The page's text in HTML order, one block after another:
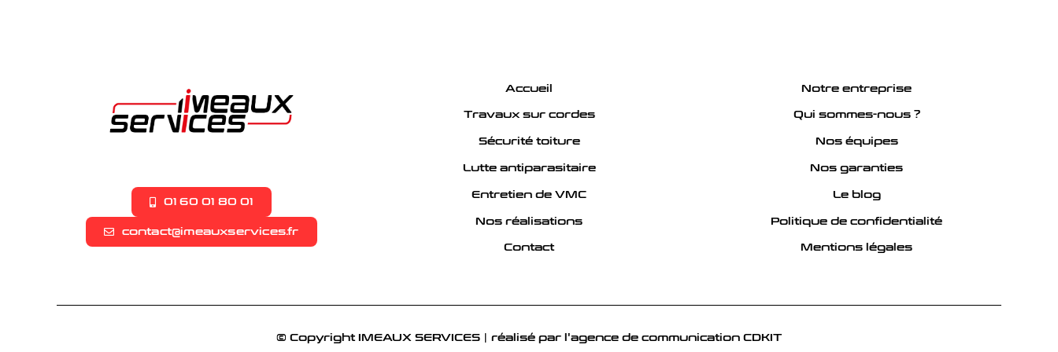
01 60 01 80 01
contact@imeauxservices.fr
Accueil
Travaux sur cordes
Sécurité toiture
Lutte antiparasitaire
Entretien de VMC
Nos réalisations
Contact
Notre entreprise
Qui sommes-nous ?
Nos équipes
Nos garanties
Le blog
Politique de confidentialité
Mentions légales
© Copyright IMEAUX SERVICES | réalisé par l'agence de communication CDKIT